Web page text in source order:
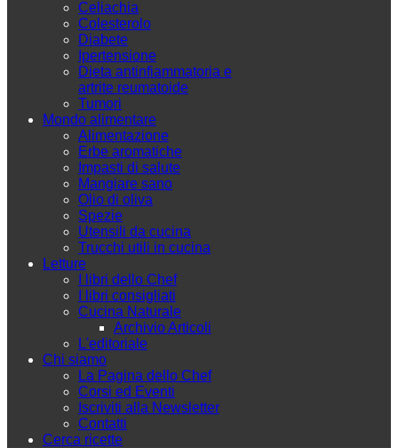
Celiachia
Colesterolo
Diabete
Ipertensione
Dieta antinfiammatoria e
artrite reumatoide
Tumori
Mondo alimentare
Alimentazione
Erbe aromatiche
Impasti di salute
Mangiare sano
Olio di oliva
Spezie
Utensili da cucina
Trucchi utili in cucina
Letture
I libri dello Chef
I libri consigliati
Cucina Naturale
Archivio Articoli
L'editoriale
Chi siamo
La Pagina dello Chef
Corsi ed Eventi
Iscriviti alla Newsletter
Contatti
Cerca ricette